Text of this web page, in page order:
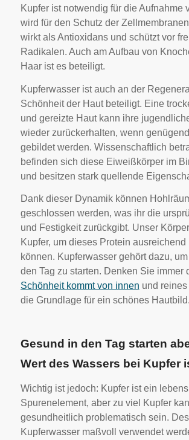
Kupfer ist notwendig für die Aufnahme
wird für den Schutz der
wirkt als Antioxidans und schützt vor
Radikalen. Auch am Aufbau von
Haar ist es beteiligt.
Kupferwasser ist auch an der
Schönheit der Haut beteiligt. Eine
und gereizte Haut kann ihre
wieder zurückerhalten, wenn
gebildet werden. Wissenschaftlich
befinden sich diese Eiweißkörper im
und besitzen stark quellende
Dank dieser Dynamik können
geschlossen werden, was ihr die
und Festigkeit zurückgibt. Unser
Kupfer, um dieses Protein ausreichend
können. Kupferwasser gehört dazu,
den Tag zu starten. Denken Sie immer
Schönheit kommt von innen und
die Grundlage für ein schönes Hautbild.
Gesund in den Tag starten
Wert des Wassers bei Kupfer
Wichtig ist jedoch: Kupfer ist ein
Spurenelement, aber zu viel Kupfer
gesundheitlich problematisch sein.
Kupferwasser maßvoll verwendet